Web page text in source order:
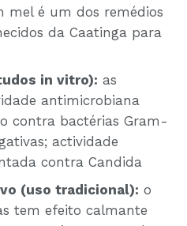
mel é um dos remédios
da Caatinga para
in vitro): as
antimicrobiana
contra bactérias Gram-
actividade
contra Candida
(uso tradicional): o
tem efeito calmante